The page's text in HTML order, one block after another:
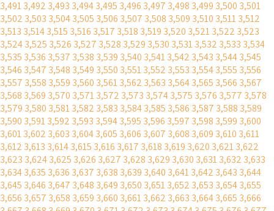
3,4913,492 3,493 3,4943,495 3,496 3,497 3,498 3,499 3,500 3,501
3,502 3,503 3,5043,505 3,506 3,507 3,508 3,509 3,510 3,5113,512
3,513 3,5143,515 3,516 3,517 3,518 3,519 3,520 3,5213,522 3,523
3,5243,525 3,526 3,527 3,528 3,529 3,530 3,5313,532 3,533 3,534
3,535 3,536 3,537 3,538 3,539 3,540 3,5413,542 3,543 3,5443,545
3,546 3,547 3,548 3,549 3,550 3,5513,552 3,553 3,5543,555 3,556
3,557 3,558 3,559 3,560 3,5613,562 3,563 3,5643,565 3,566 3,567
3,568 3,569 3,570 3,5713,572 3,573 3,5743,575 3,576 3,577 3,578
3,579 3,580 3,5813,582 3,583 3,5843,585 3,586 3,587 3,588 3,589
3,590 3,5913,592 3,593 3,5943,595 3,596 3,597 3,598 3,599 3,600
3,6013,602 3,603 3,6043,605 3,606 3,607 3,608 3,609 3,610 3,611
3,612 3,613 3,6143,615 3,616 3,617 3,618 3,619 3,620 3,6213,622
3,623 3,6243,625 3,626 3,627 3,628 3,629 3,630 3,6313,632 3,633
3,6343,635 3,636 3,637 3,638 3,639 3,640 3,6413,642 3,643 3,644
3,645 3,646 3,647 3,648 3,649 3,650 3,6513,652 3,653 3,6543,655
3,656 3,657 3,658 3,659 3,660 3,6613,662 3,663 3,6643,665 3,666